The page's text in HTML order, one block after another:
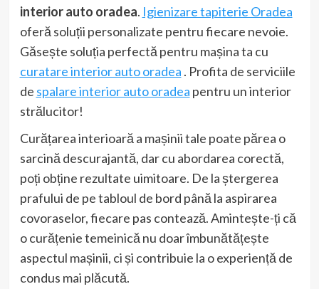
interior auto oradea. Igienizare tapiterie Oradea
oferă soluții personalizate pentru fiecare nevoie.
Găsește soluția perfectă pentru mașina ta cu
curatare interior auto oradea . Profita de serviciile
de spalare interior auto oradea pentru un interior
strălucitor!
Curățarea interioară a mașinii tale poate părea o
sarcină descurajantă, dar cu abordarea corectă,
poți obține rezultate uimitoare. De la ștergerea
prafului de pe tabloul de bord până la aspirarea
covoraselor, fiecare pas contează. Amintește-ți că
o curățenie temeinică nu doar îmbunătățește
aspectul mașinii, ci și contribuie la o experiență de
condus mai plăcută.